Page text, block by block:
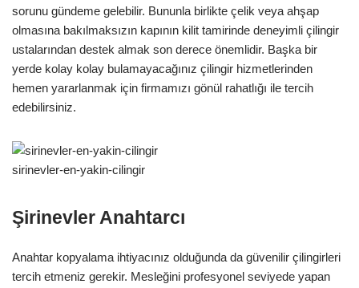
sorunu gündeme gelebilir. Bununla birlikte çelik veya ahşap
olmasına bakılmaksızın kapının kilit tamirinde deneyimli çilingir
ustalarından destek almak son derece önemlidir. Başka bir
yerde kolay kolay bulamayacağınız çilingir hizmetlerinden
hemen yararlanmak için firmamızı gönül rahatlığı ile tercih
edebilirsiniz.
sirinevler-en-yakin-cilingir
Şirinevler Anahtarcı
Anahtar kopyalama ihtiyacınız olduğunda da güvenilir çilingirleri
tercih etmeniz gerekir. Mesleğini profesyonel seviyede yapan